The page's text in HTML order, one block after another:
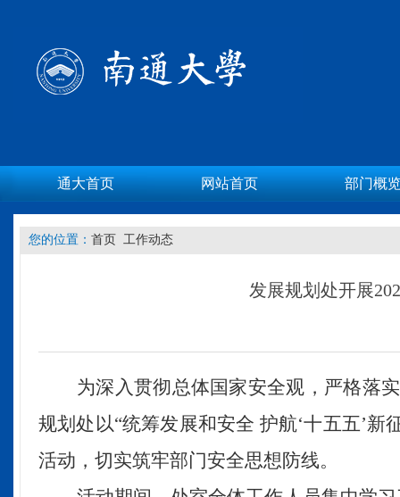
通大首页 网站首页 部门概
您的位置： 首页 工作动态
发展规划处开展
为深入贯彻总体国家安全观，严格落
规划处以“统筹发展和安全 护航‘十五五’
活动，切实筑牢部门安全思想防线。